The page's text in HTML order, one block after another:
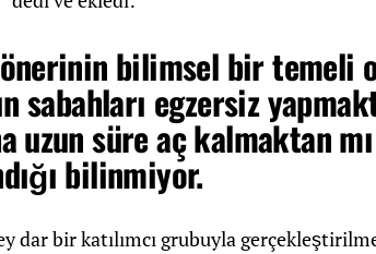
bilimsel bir temeli
sabahları egzersiz
uzun süre aç kalmaktan mı
bilinmiyor.
dar bir katılımcı grubuyla